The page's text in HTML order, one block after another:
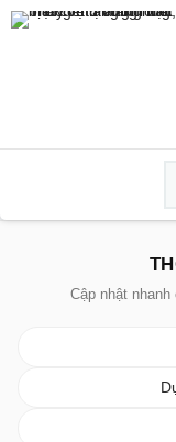
Cập nhật